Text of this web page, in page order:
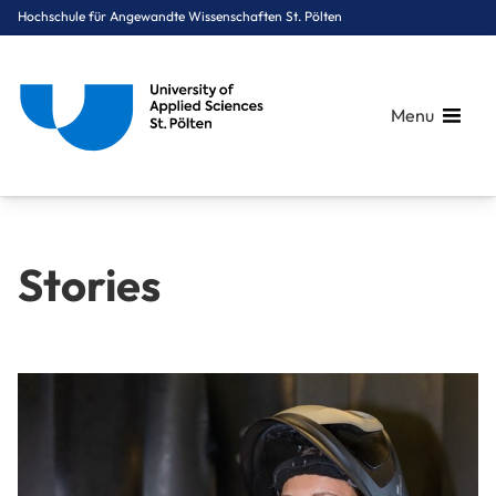
Hochschule für Angewandte Wissenschaften St. Pölten
Menu
You are here:
Stories